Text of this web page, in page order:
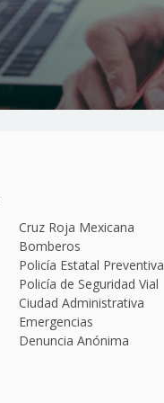
Cruz Roja Mexicana
Bomberos
Policía Estatal Preventiva
Policía de Seguridad Vial
Ciudad Administrativa
Emergencias
Denuncia Anónima